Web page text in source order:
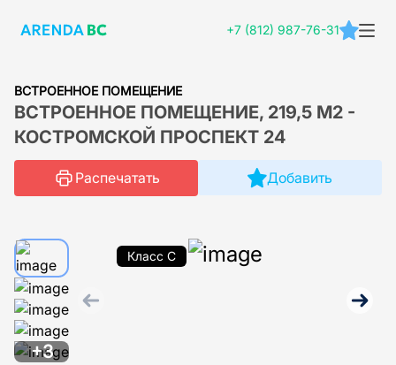
+7 (812) 987-76-31
ВСТРОЕННОЕ ПОМЕЩЕНИЕ
ВСТРОЕННОЕ ПОМЕЩЕНИЕ, 219,5 М2 -
КОСТРОМСКОЙ ПРОСПЕКТ 24
Распечатать Добавить
Класс C
+3